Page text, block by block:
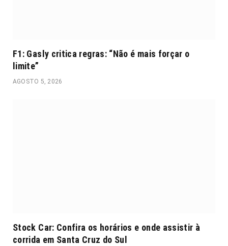
F1: Gasly critica regras: “Não é mais forçar o
limite”
AGOSTO 5, 2026
Stock Car: Confira os horários e onde assistir à
corrida em Santa Cruz do Sul